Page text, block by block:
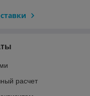
расчет